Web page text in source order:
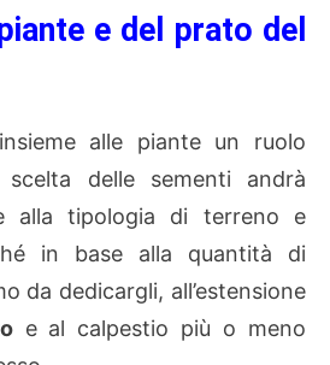
e del prato del
alle piante un ruolo
scelta delle sementi andrà
alla tipologia di terreno e
in base alla quantità di
da dedicargli, all’estensione
e al calpestio più o meno